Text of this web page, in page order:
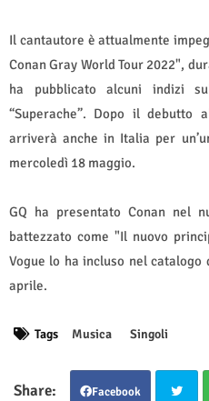
Il cantautore è attualmente
Conan Gray World Tour 2022",
ha pubblicato alcuni indizi
“Superache”. Dopo il debutto
arriverà anche in Italia per
mercoledì 18 maggio.
GQ ha presentato Conan nel
battezzato come "Il nuovo
Vogue lo ha incluso nel
aprile.
Tags Musica Singoli
Facebook